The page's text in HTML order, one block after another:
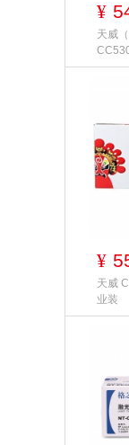
¥
天威
¥
天威
业装